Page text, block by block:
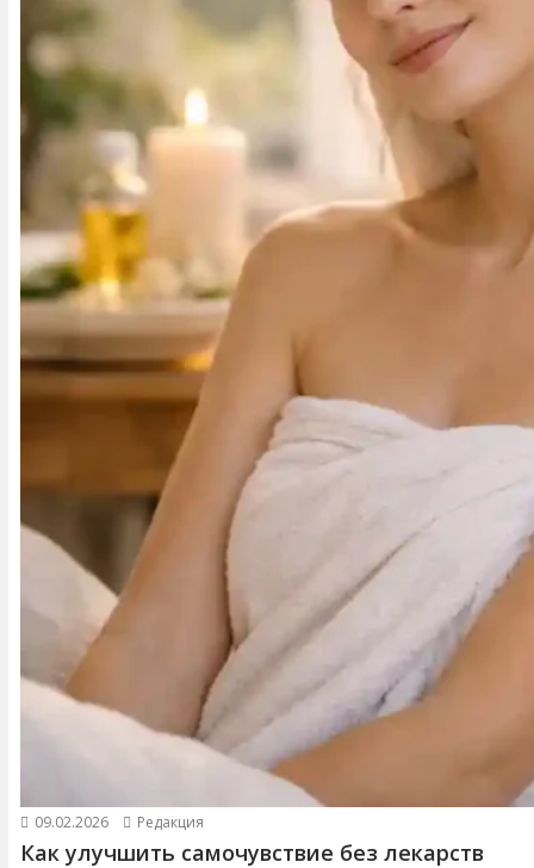
09.02.2026 Редакция
Как улучшить самочувствие без лекарств